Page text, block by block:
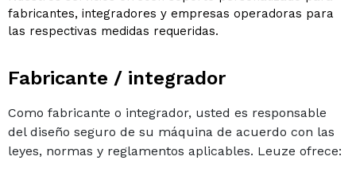
fabricantes, integradores y empresas operadoras para
las respectivas medidas requeridas.
Fabricante / integrador
Como fabricante o integrador, usted es responsable
del diseño seguro de su máquina de acuerdo con las
leyes, normas y reglamentos aplicables. Leuze ofrece: